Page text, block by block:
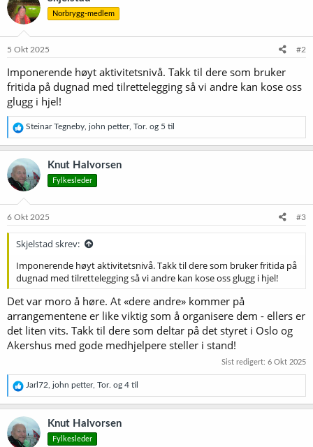
s
j
o
e
:
Norbrygg-medlem
5 Okt 2025 #2
Imponerende høyt aktivitetsnivå. Takk til dere som bruker
fritida på dugnad med tilrettelegging så vi andre kan kose oss
glugg i hjel!
R
e
a
k
s
j
o
e
Steinar Tegneby john petter, Tor. og 5 til
Knut Halvorsen
Fylkesleder
6 Okt 2025 #3
Skjelstad skrev:
Imponerende høyt aktivitetsnivå. Takk til dere som bruker fritida på
dugnad med tilrettelegging så vi andre kan kose oss glugg i hjel!
Det var moro å høre. At «dere andre» kommer på
arrangementene er like viktig som å organisere dem - ellers er
det liten vits. Takk til dere som deltar på det styret i Oslo og
Akershus med gode medhjelpere steller i stand!
Sist redigert: 6 Okt 2025
R
e
a
k
s
j
Jarl72 john petter, Tor. og 4 til
Knut Halvorsen
Fylkesleder